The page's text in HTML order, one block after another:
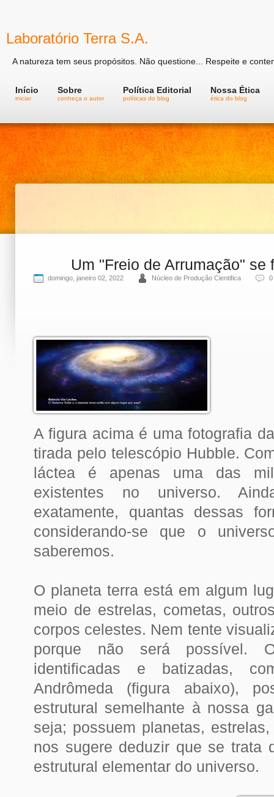
Laboratório Terra S.A.
A natureza tem seus propósitos. Não questione... Respeite e
Início
iniciar
Sobre
conheça o autor
Política Editorial
políticas do blog
Nossa Ética
ética do blog
Um "Freio de Arrumação" se
domingo, janeiro 02, 2022 Núcleo de Produção Cientifica 0
A figura acima é uma fotografia
tirada pelo telescópio Hubble.
láctea é apenas uma das
existentes no universo.
exatamente, quantas dessas
considerando-se que o
saberemos.
O planeta terra está em algum
meio de estrelas, cometas,
corpos celestes. Nem tente
porque não será possível.
identificadas e batizadas,
Andrômeda (figura abaixo),
estrutural semelhante à nossa
seja; possuem planetas,
nos sugere deduzir que se trata
estrutural elementar do universo.